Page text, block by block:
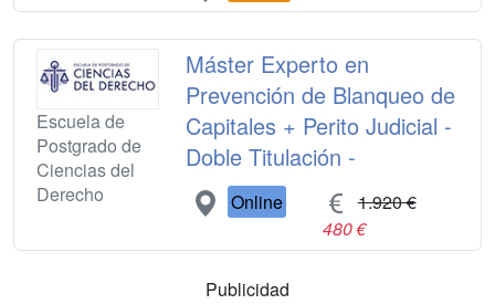
Escuela de
Postgrado de
Ciencias del
Derecho
Máster Experto en
Prevención de Blanqueo de
Capitales + Perito Judicial -
Doble Titulación -
Online
1.920 €
480 €
Publicidad